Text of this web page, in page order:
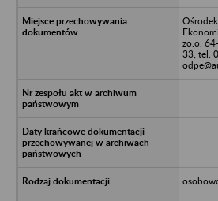
zo.o.
33; tel.